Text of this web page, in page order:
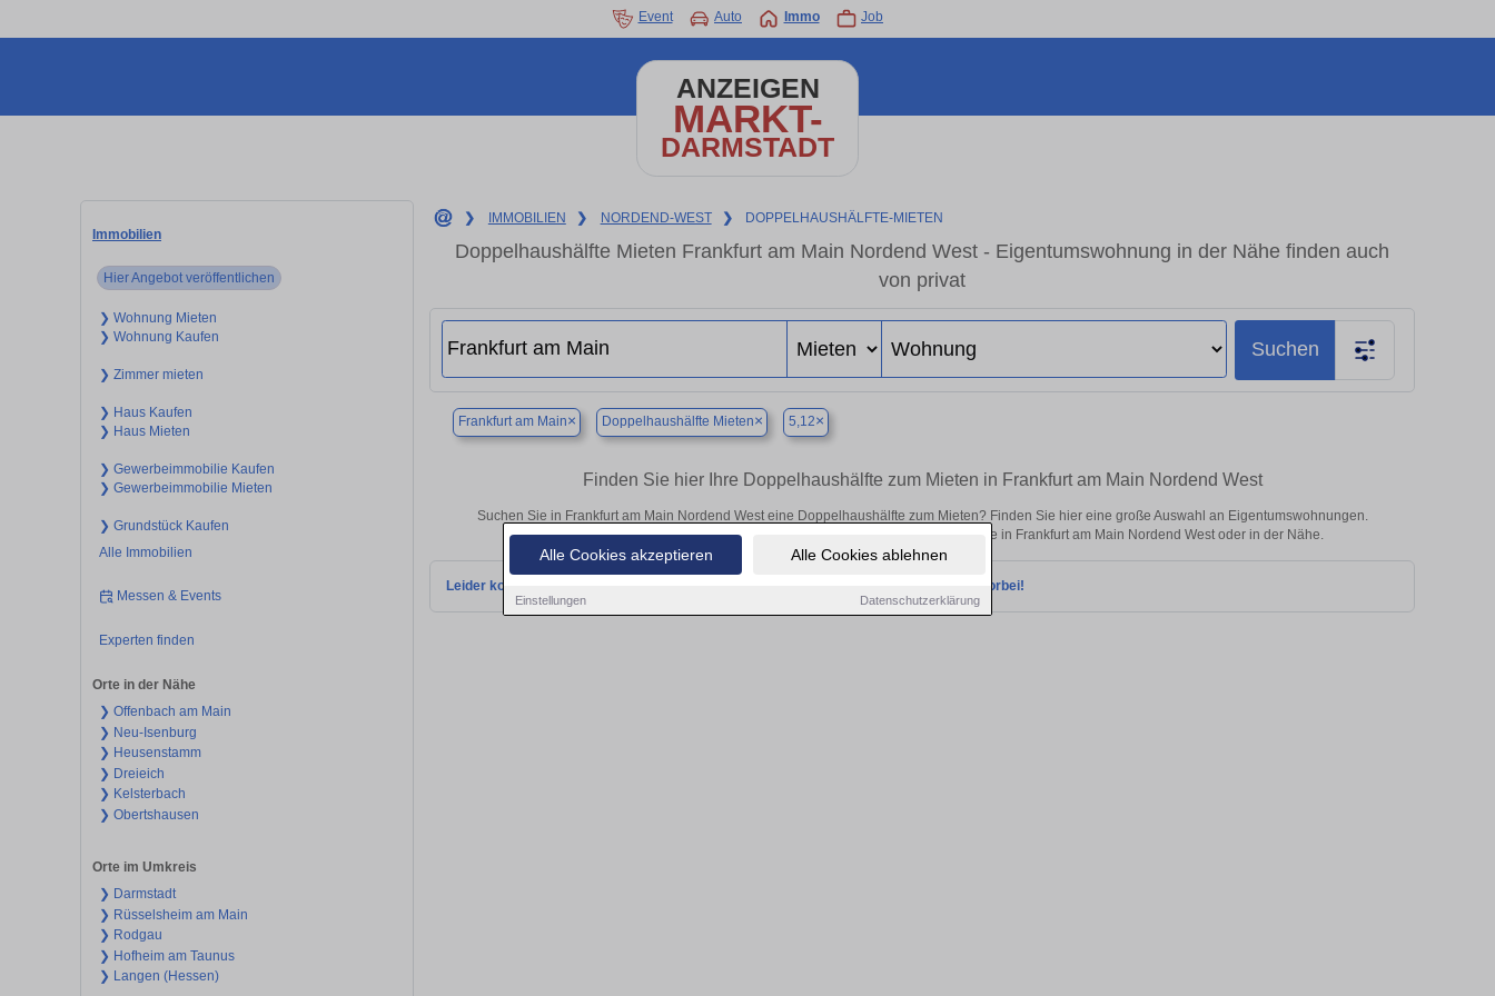
Alle Cookies akzeptieren Alle Cookies ablehnen
Einstellungen Datenschutzerklärung
Event Auto Immo Job
ANZEIGEN
MARKT-
DARMSTADT
Immobilien
Hier Angebot veröffentlichen
❯ Wohnung Mieten
❯ Wohnung Kaufen
❯ Zimmer mieten
❯ Haus Kaufen
❯ Haus Mieten
❯ Gewerbeimmobilie Kaufen
❯ Gewerbeimmobilie Mieten
❯ Grundstück Kaufen
Alle Immobilien
Messen & Events
Experten finden
Orte in der Nähe
❯ Offenbach am Main
❯ Neu-Isenburg
❯ Heusenstamm
❯ Dreieich
❯ Kelsterbach
❯ Obertshausen
Orte im Umkreis
❯ Darmstadt
❯ Rüsselsheim am Main
❯ Rodgau
❯ Hofheim am Taunus
❯ Langen (Hessen)
❯ IMMOBILIEN ❯ NORDEND-WEST ❯ DOPPELHAUSHÄLFTE-MIETEN
Doppelhaushälfte Mieten Frankfurt am Main Nordend West - Eigentumswohnung in der Nähe finden auch
von privat
Suchen
Frankfurt am Main× Doppelhaushälfte Mieten× 5,12×
Finden Sie hier Ihre Doppelhaushälfte zum Mieten in Frankfurt am Main Nordend West
Suchen Sie in Frankfurt am Main Nordend West eine Doppelhaushälfte zum Mieten? Finden Sie hier eine große Auswahl an Eigentumswohnungen.
Egal, ob als Kapitalanlage oder zur Vermietung – hier finden Sie Ihre Immobilie in Frankfurt am Main Nordend West oder in der Nähe.
Leider konnten wir derzeit keine passenden Objekte finden. Schauen Sie bald wieder vorbei!